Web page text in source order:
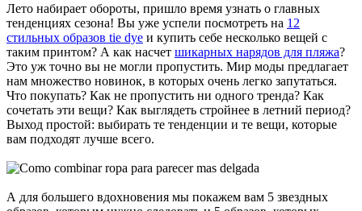
Лето набирает обороты, пришло время узнать о главных
тенденциях сезона! Вы уже успели посмотреть на 12
стильных образов tie dye и купить себе несколько вещей с
таким принтом? А как насчет шикарных нарядов для пляжа?
Это уж точно вы не могли пропустить. Мир моды предлагает
нам множество новинок, в которых очень легко запутаться.
Что покупать? Как не пропустить ни одного тренда? Как
сочетать эти вещи? Как выглядеть стройнее в летний период?
Выход простой: выбирать те тенденции и те вещи, которые
вам подходят лучше всего.
А для большего вдохновения мы покажем вам 5 звездных